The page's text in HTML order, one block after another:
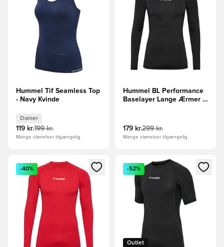
Hummel Tif Seamless Top
- Navy Kvinde
Damer
119 kr.199 kr.
Mange størrelser tilgængelig
Hummel BL Performance
Baselayer Lange Ærmer -
179 kr.299 kr.
Mange størrelser tilgængelig
Åbner en Modal til at logge ind eller tilmelde dig som
-40%
Åbner en Modal til at logge
Outlet
-52%